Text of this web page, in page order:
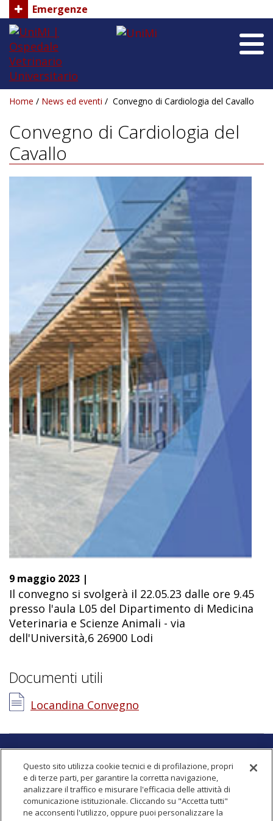
Emergenze
Universitario
UniMi
Home
Chi siamo
Reparti
News ed Eventi
Home / News ed eventi / Convegno di Cardiologia del Cavallo
Convegno di Cardiologia del
Cavallo
9 maggio 2023 |
Il convegno si svolgerà il 22.05.23 dalle ore 9.45
presso l'aula L05 del Dipartimento di Medicina
Veterinaria e Scienze Animali - via
dell'Università,6 26900 Lodi
Documenti utili
Locandina Convegno
Sede
via dell'Università, 6
26900Lodi (LO)- Italia
Questo sito utilizza cookie tecnici e di profilazione, propri
e di terze parti, per garantire la corretta navigazione,
analizzare il traffico e misurare l'efficacia delle attività di
comunicazione istituzionale. Cliccando su "Accetta tutti"
ne acconsenti l'utilizzo, oppure puoi personalizzare la